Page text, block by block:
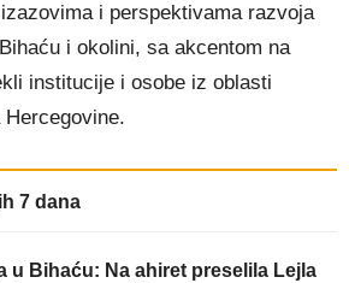
i perspektivama razvoja
i okolini, sa akcentom na
institucije i osobe iz oblasti
7 dana
u Bihaću: Na ahiret preselila Lejla